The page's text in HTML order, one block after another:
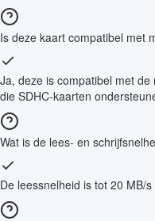
Is deze kaart compatibel met
Ja, deze is compatibel met
die SDHC-kaarten
Wat is de lees- en
De leessnelheid is tot 20 MB/